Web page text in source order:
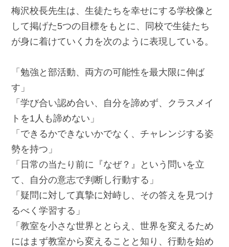
梅沢校長先生は、生徒たちを幸せにする学校像と
して掲げた5つの目標をもとに、同校で生徒たち
が身に着けていく力を次のように表現している。
「勉強と部活動、両方の可能性を最大限に伸ば
す」
「学び合い認め合い、自分を諦めず、クラスメイ
トを1人も諦めない」
「できるかできないかでなく、チャレンジする姿
勢を持つ」
「日常の当たり前に『なぜ？』という問いを立
て、自分の意志で判断し行動する」
「疑問に対して真摯に対峙し、その答えを見つけ
るべく学習する」
「教室を小さな世界ととらえ、世界を変えるため
にはまず教室から変えることと知り、行動を始め